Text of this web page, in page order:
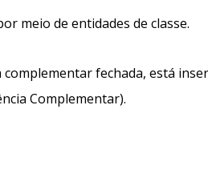
meio de entidades de classe.
fechada, está
Complementar).